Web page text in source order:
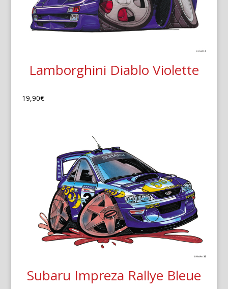
Lamborghini Diablo Violette
19,90€
Subaru Impreza Rallye Bleue